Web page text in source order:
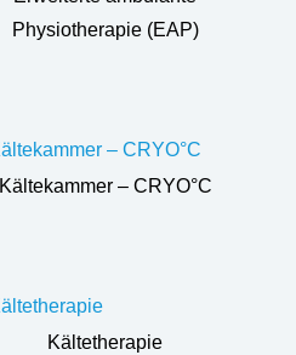
Physiotherapie (EAP)
Kältekammer – CRYO°C
Kältetherapie